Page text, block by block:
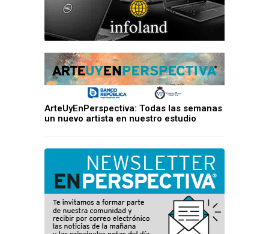
ArteUyEnPerspectiva: Todas las semanas
un nuevo artista en nuestro estudio